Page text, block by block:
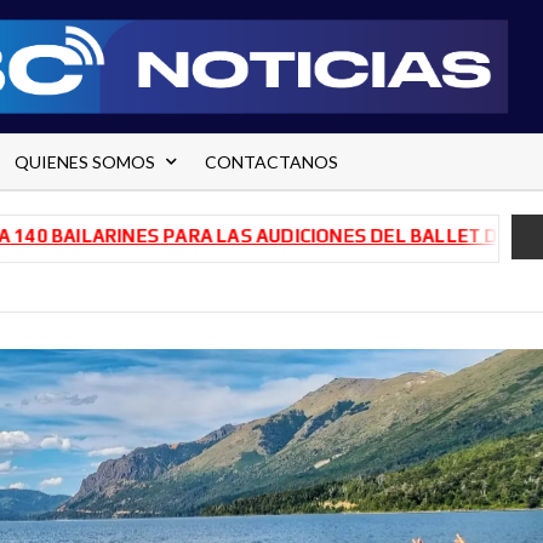
QUIENES SOMOS CONTACTANOS
PARA LAS AUDICIONES DEL BALLET DE RÍO NEGRO